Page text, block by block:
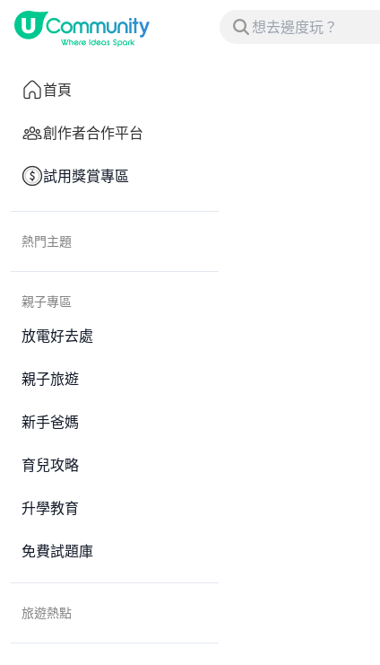
首頁
創作者合作平台
試用獎賞專區
熱門主題
親子專區
放電好去處
親子旅遊
新手爸媽
育兒攻略
升學教育
免費試題庫
旅遊熱點